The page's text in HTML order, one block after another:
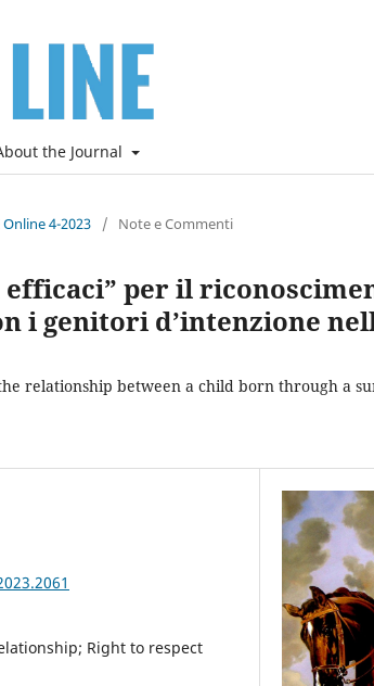
the Journal
Online 4-2023 / Note e Commenti
per il
i genitori d’intenzione
relationship between a child born through a
Right to respect